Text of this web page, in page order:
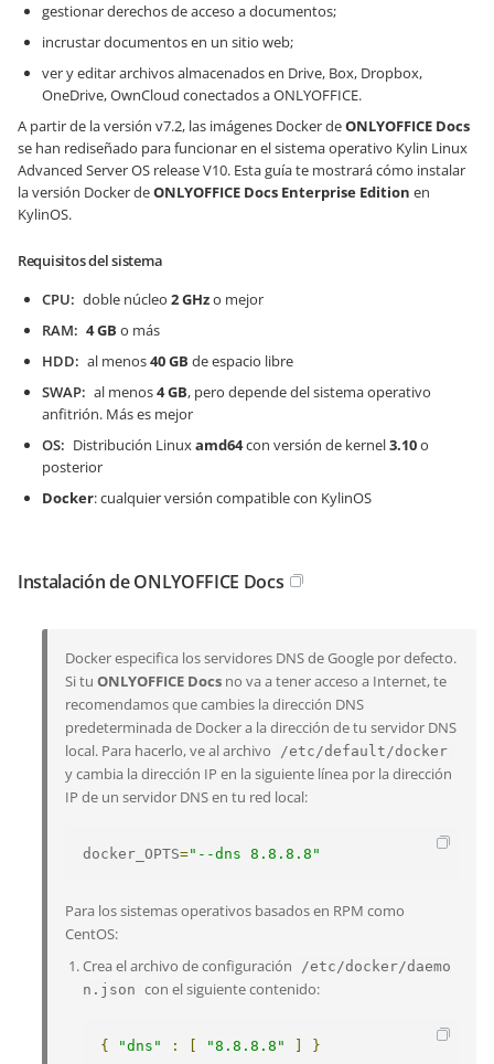
gestionar derechos de acceso a documentos;
incrustar documentos en un sitio web;
ver y editar archivos almacenados en Drive, Box, Dropbox,
OneDrive, OwnCloud conectados a ONLYOFFICE.
A partir de la versión v7.2, las imágenes Docker deONLYOFFICE Docs
se han rediseñado para funcionar en el sistema operativo Kylin Linux
Advanced Server OS release V10. Esta guía te mostrará cómo instalar
la versión Docker deONLYOFFICE Docs Enterprise Edition en
KylinOS.
Requisitos del sistema
CPU
doble núcleo 2 GHzo mejor
RAM
4 GB o más
HDD
al menos40 GB de espacio libre
SWAP
al menos4 GB, pero depende del sistema operativo
anfitrión. Más es mejor
OS
Distribución Linuxamd64con versión de kernel3.10o
posterior
Docker: cualquier versión compatible con KylinOS
Instalación de ONLYOFFICE Docs
Docker especifica los servidores DNS de Google por defecto.
Si tu ONLYOFFICE Docs no va a tener acceso a Internet, te
recomendamos que cambies la dirección DNS
predeterminada de Docker a la dirección de tu servidor DNS
local. Para hacerlo, ve al archivo
/etc/default/docker
y cambia la dirección IP en la siguiente línea por la dirección
IP de un servidor DNS en tu red local:
docker_OPTS="--dns 8.8.8.8"
Para los sistemas operativos basados en RPM como
CentOS:
Crea el archivo de configuración
/etc/docker/daemo
n.json con el siguiente contenido:
{ "dns" : "8.8.8.8" }